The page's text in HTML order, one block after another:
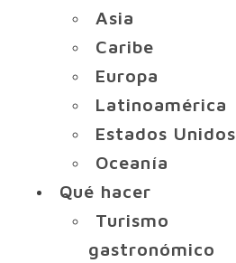
Asia
Caribe
Europa
Latinoamérica
Estados Unidos
Oceanía
Qué hacer
Turismo
gastronómico